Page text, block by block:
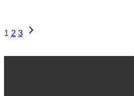
SEITENNAVIGATION
1 2 3
Nächste